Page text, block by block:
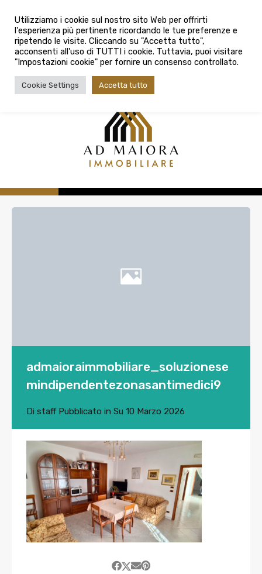
080 3759025
Città
Tipologia contratto
Tipologia contratto
admaioraimmobiliare_soluzionese
mindipendentezonasantimedici9
Di staffPubblicato in Su 10 Marzo 2026
Utilizziamo i cookie sul nostro sito Web per offrirti
l'esperienza più pertinente ricordando le tue preferenze e
ripetendo le visite. Cliccando su "Accetta tutto",
acconsenti all'uso di TUTTI i cookie. Tuttavia, puoi visitare
"Impostazioni cookie" per fornire un consenso controllato.
Cookie Settings Accetta tutto